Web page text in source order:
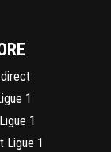
1
1
Ligue 1